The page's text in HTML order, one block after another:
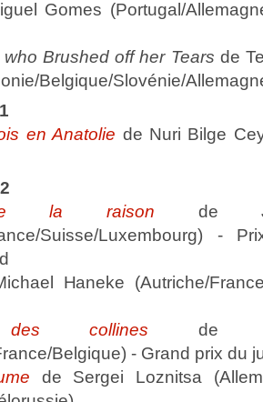
Gomes (Portugal/
Brushed off her Tears de
Belgique/Slovénie/
en Anatolie de Nuri Bilge
la raison de
Suisse/Luxembourg) -
Haneke (Autriche/
collines de
Belgique) - Grand prix du
de Sergei Loznitsa